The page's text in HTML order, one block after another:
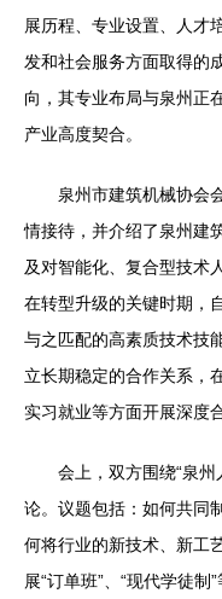
展历程、专业设置、人才
发和社会服务方面取得的
向，其专业布局与泉州正
产业高度契合。
泉州市建筑机械协会
情接待，并介绍了泉州建
及对智能化、复合型技术
在转型升级的关键时期，
与之匹配的高素质技术技
立长期稳定的合作关系，
实习就业等方面开展深度
会上，双方围绕“泉
论。议题包括：如何共同
何将行业的新技术、新工
展“订单班”、“现代学徒